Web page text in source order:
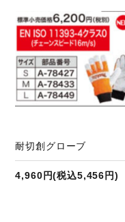
耐切創グローブ
4,960円(税込5,456円)